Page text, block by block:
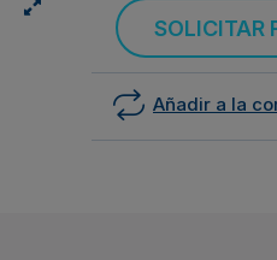
SOLICITAR
Añadir a la